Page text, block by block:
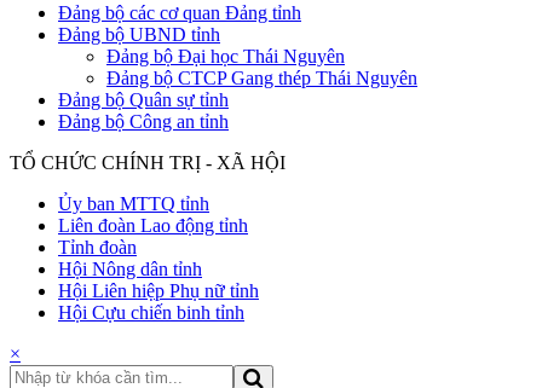
Đảng bộ các cơ quan Đảng tỉnh
Đảng bộ UBND tỉnh
Đảng bộ Đại học Thái Nguyên
Đảng bộ CTCP Gang thép Thái Nguyên
Đảng bộ Quân sự tỉnh
Đảng bộ Công an tỉnh
TỔ CHỨC CHÍNH TRỊ - XÃ HỘI
Ủy ban MTTQ tỉnh
Liên đoàn Lao động tỉnh
Tỉnh đoàn
Hội Nông dân tỉnh
Hội Liên hiệp Phụ nữ tỉnh
Hội Cựu chiến binh tỉnh
×